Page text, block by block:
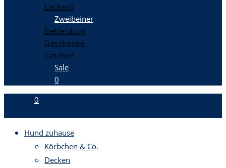
Leckerli
Zweibeiner
Bekleidung
Geschenke
Taschen
Sale
0
0
Hund zuhause
Körbchen & Co.
Decken